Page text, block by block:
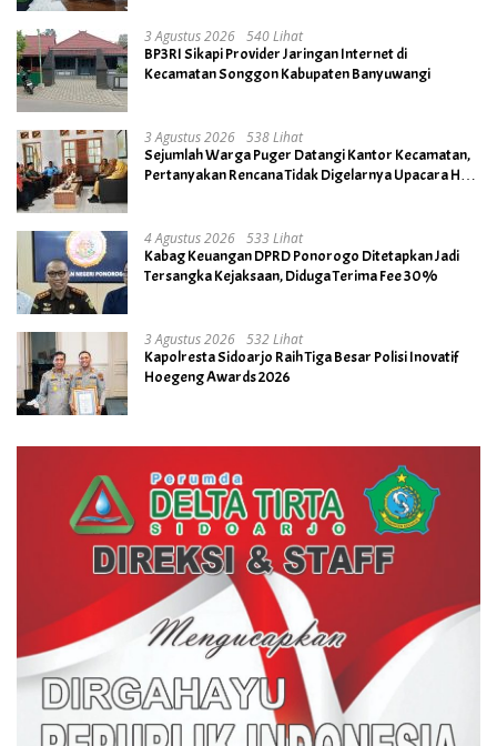
3 Agustus 2026 540 Lihat
BP3RI Sikapi Provider Jaringan Internet di
Kecamatan Songgon Kabupaten Banyuwangi
3 Agustus 2026 538 Lihat
Sejumlah Warga Puger Datangi Kantor Kecamatan,
Pertanyakan Rencana Tidak Digelarnya Upacara HUT
4 Agustus 2026 533 Lihat
Kabag Keuangan DPRD Ponorogo Ditetapkan Jadi
Tersangka Kejaksaan, Diduga Terima Fee 30%
3 Agustus 2026 532 Lihat
Kapolresta Sidoarjo Raih Tiga Besar Polisi Inovatif
Hoegeng Awards 2026